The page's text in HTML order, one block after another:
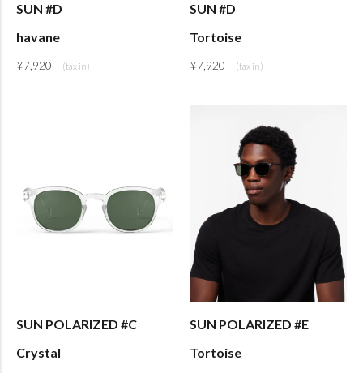
SUN #D
havane
¥7,920
SUN #D
Tortoise
¥7,920
SUN POLARIZED #C
Crystal
SUN POLARIZED #E
Tortoise